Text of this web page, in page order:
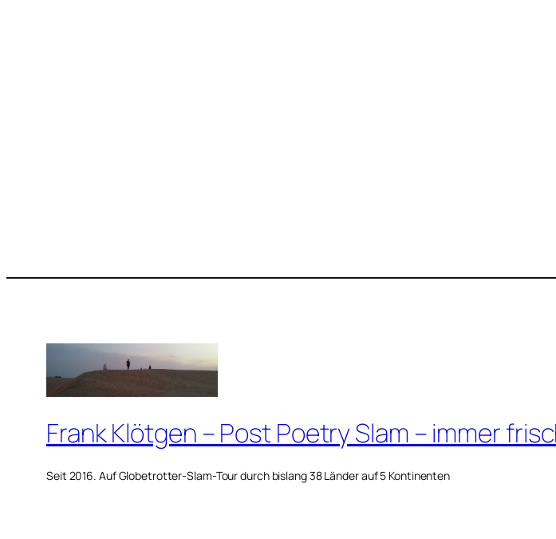
Frank Klötgen – Post Poetry Slam – immer
Seit 2016. Auf Globetrotter-Slam-Tour durch bislang 38 Länder auf 5 Kontinenten